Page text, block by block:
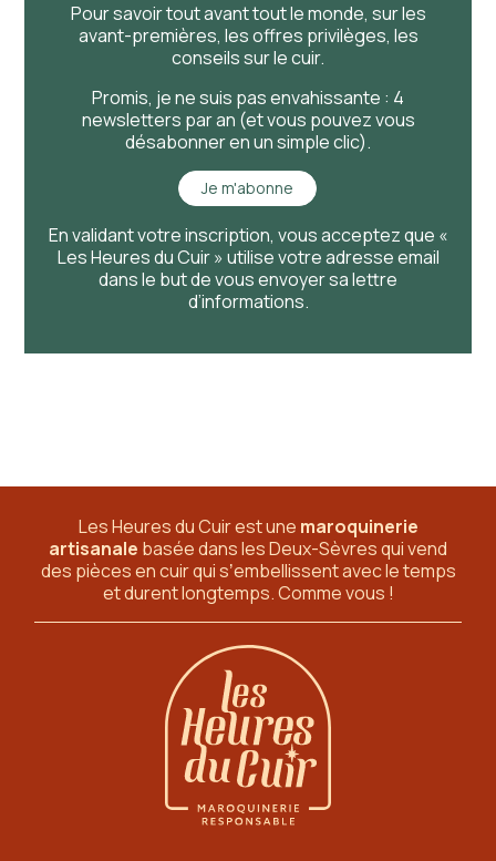
Pour savoirtoutavanttoutle monde, sur les
avant-premières, les offres privilèges, les
conseils sur le cuir.
Promis, je ne suis pas envahissante : 4
newsletters par an (et vous pouvez vous
désabonner en un simple clic).
Je m'abonne
En validant votre inscription, vous acceptez que «
Les Heures du Cuir » utilise votre adresse email
dans le but de vous envoyer sa lettre
d’informations.
Les Heures du Cuir est une maroquinerie
artisanale basée dans les Deux-Sèvresqui vend
des pièces en cuir qui sʼembellissent avec le temps
et durent longtemps. Comme vous !